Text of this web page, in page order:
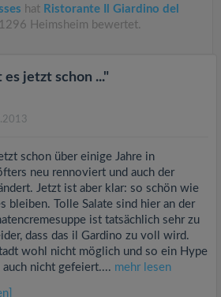
hat Ristorante Il Giardino del
Heimsheim bewertet.
jetzt schon ..."
schon über einige Jahre in
neu rennoviert und auch der
Jetzt ist aber klar: so schön wie
bleiben. Tolle Salate sind hier an der
ist tatsächlich sehr zu
dass das il Gardino zu voll wird.
wohl nicht möglich und so ein Hype
nicht gefeiert.... mehr lesen